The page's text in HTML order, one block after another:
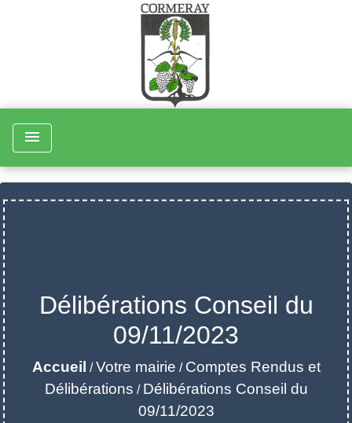
menu
Délibérations Conseil du
09/11/2023
Accueil /Votre mairie / Comptes Rendus et
Délibérations / Délibérations Conseil du
09/11/2023